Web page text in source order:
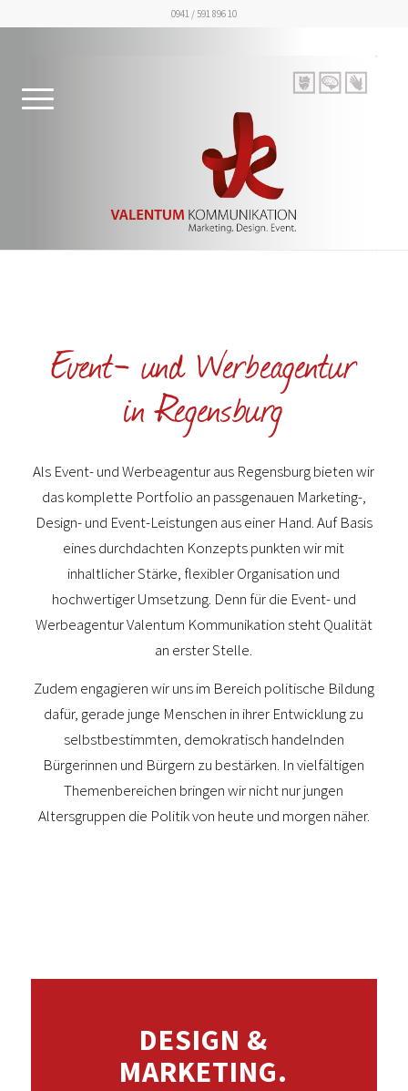
0941 / 591 896 10
Event- und Werbeagentur
in Regensburg
Als Event- und Werbeagentur aus Regensburg bieten wir
das komplette Portfolio an passgenauen Marketing-,
Design- und Event-Leistungen aus einer Hand. Auf Basis
eines durchdachten Konzepts punkten wir mit
inhaltlicher Stärke, flexibler Organisation und
hochwertiger Umsetzung. Denn für die Event- und
Werbeagentur Valentum Kommunikation steht Qualität
an erster Stelle.
Zudem engagieren wir uns im Bereich politische Bildung
dafür, gerade junge Menschen in ihrer Entwicklung zu
selbstbestimmten, demokratisch handelnden
Bürgerinnen und Bürgern zu bestärken. In vielfältigen
Themenbereichen bringen wir nicht nur jungen
Altersgruppen die Politik von heute und morgen näher.
DESIGN &
MARKETING.